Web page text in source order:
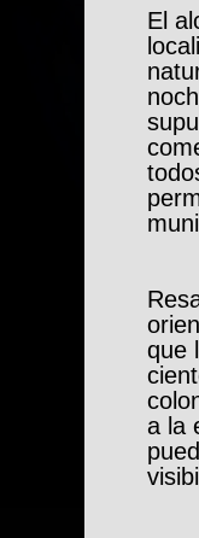
El
que
a la